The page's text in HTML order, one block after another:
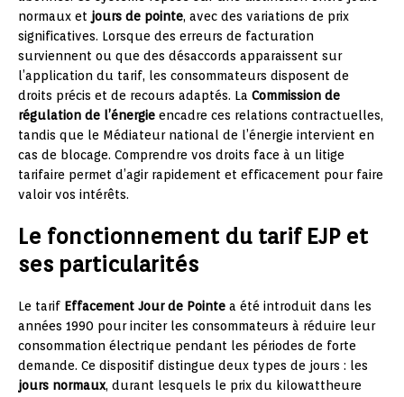
normaux et jours de pointe, avec des variations de prix
significatives. Lorsque des erreurs de facturation
surviennent ou que des désaccords apparaissent sur
l’application du tarif, les consommateurs disposent de
droits précis et de recours adaptés. La Commission de
régulation de l’énergie encadre ces relations contractuelles,
tandis que le Médiateur national de l’énergie intervient en
cas de blocage. Comprendre vos droits face à un litige
tarifaire permet d’agir rapidement et efficacement pour faire
valoir vos intérêts.
Le fonctionnement du tarif EJP et
ses particularités
Le tarif Effacement Jour de Pointe a été introduit dans les
années 1990 pour inciter les consommateurs à réduire leur
consommation électrique pendant les périodes de forte
demande. Ce dispositif distingue deux types de jours : les
jours normaux, durant lesquels le prix du kilowattheure